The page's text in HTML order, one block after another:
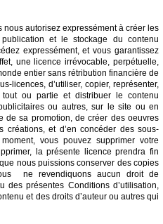
autorisez expressément à créer les
et le stockage du contenu
expressément, et vous garantissez
une licence irrévocable, perpétuelle,
entier sans rétribution financière de
licences, d’utiliser, copier, représenter,
tout ou partie et distribuer le contenu
ou autres, sur le site ou en
de sa promotion, de créer des oeuvres
créations, et d’en concéder des sous-
vous pouvez supprimer votre
la présente licence prendra fin
nous puissions conserver des copies
ne revendiquons aucun droit de
présentes Conditions d’utilisation,
et des droits d’auteur ou autres qui